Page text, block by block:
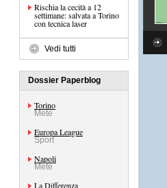
Rischia la cecità a 12
settimane: salvata a Torino
con tecnica laser
Vedi tutti
Dossier Paperblog
Torino
Mete
Europa League
Sport
Napoli
Mete
La Differenza